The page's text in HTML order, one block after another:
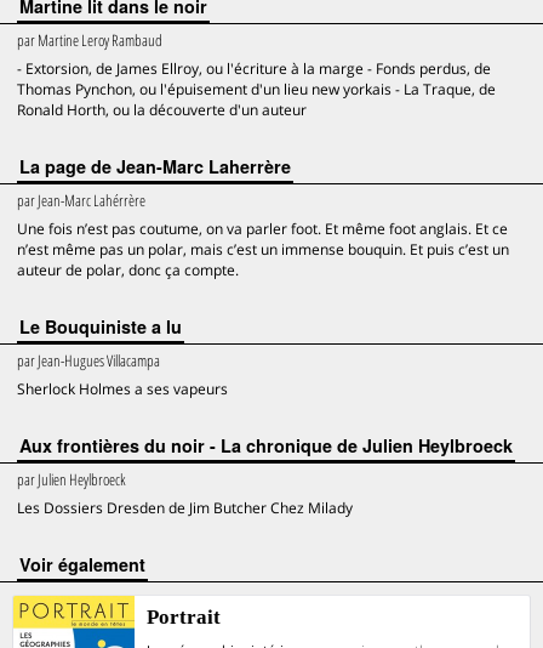
Martine lit dans le noir
parMartine Leroy Rambaud
- Extorsion, de James Ellroy, ou l'écriture à la marge - Fonds perdus, de
Thomas Pynchon, ou l'épuisement d'un lieu new yorkais - La Traque, de
Ronald Horth, ou la découverte d'un auteur
La page de Jean-Marc Laherrère
parJean-Marc Lahérrère
Une fois n’est pas coutume, on va parler foot. Et même foot anglais. Et ce
n’est même pas un polar, mais c’est un immense bouquin. Et puis c’est un
auteur de polar, donc ça compte.
Le Bouquiniste a lu
parJean-Hugues Villacampa
Sherlock Holmes a ses vapeurs
Aux frontières du noir - La chronique de Julien Heylbroeck
parJulien Heylbroeck
Les Dossiers Dresden de Jim Butcher Chez Milady
voir également
Portrait